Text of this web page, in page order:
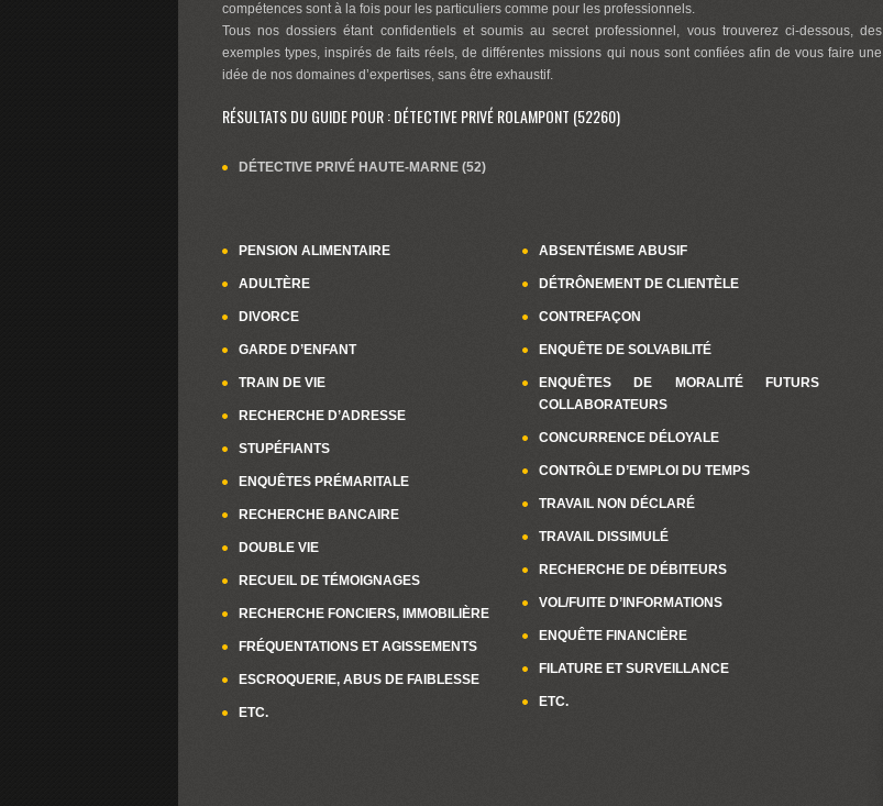
compétences sont à la fois pour les particuliers comme pour les professionnels.
Tous nos dossiers étant confidentiels et soumis au secret professionnel, vous trouverez ci-dessous, des
exemples types, inspirés de faits réels, de différentes missions qui nous sont confiées afin de vous faire une
idée de nos domaines d’expertises, sans être exhaustif.
RÉSULTATS DU GUIDE POUR : DÉTECTIVE PRIVÉ ROLAMPONT (52260)
DÉTECTIVE PRIVÉ HAUTE-MARNE (52)
PENSION ALIMENTAIRE
ADULTÈRE
DIVORCE
GARDE D’ENFANT
TRAIN DE VIE
RECHERCHE D’ADRESSE
STUPÉFIANTS
ENQUÊTES PRÉMARITALE
RECHERCHE BANCAIRE
DOUBLE VIE
RECUEIL DE TÉMOIGNAGES
RECHERCHE FONCIERS, IMMOBILIÈRE
FRÉQUENTATIONS ET AGISSEMENTS
ESCROQUERIE, ABUS DE FAIBLESSE
ETC.
ABSENTÉISME ABUSIF
DÉTRÔNEMENT DE CLIENTÈLE
CONTREFAÇON
ENQUÊTE DE SOLVABILITÉ
ENQUÊTES DE MORALITÉ FUTURS
COLLABORATEURS
CONCURRENCE DÉLOYALE
CONTRÔLE D’EMPLOI DU TEMPS
TRAVAIL NON DÉCLARÉ
TRAVAIL DISSIMULÉ
RECHERCHE DE DÉBITEURS
VOL/FUITE D’INFORMATIONS
ENQUÊTE FINANCIÈRE
FILATURE ET SURVEILLANCE
ETC.